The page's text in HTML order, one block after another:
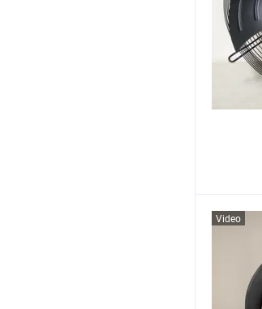
Video